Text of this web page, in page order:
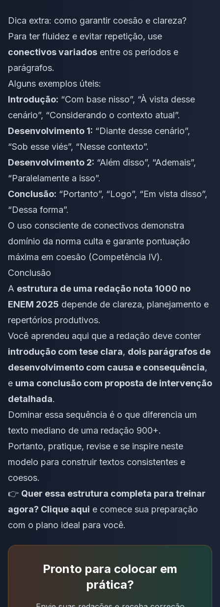
Dica extra: como garantir coesão e clareza?
Para ter fluidez e evitar repetição, use
conectivos variados entre os períodos e
parágrafos.
Alguns exemplos úteis:
Introdução: “Com base nisso”, “À vista desse
cenário”, “Considerando o contexto atual”.
Desenvolvimento 1: “Diante desse cenário”,
“Sob esse viés”, “Nesse contexto”.
Desenvolvimento 2: “Além disso”, “Ademais”,
“Paralelamente a isso”.
Conclusão: “Portanto”, “Logo”, “Em vista disso”,
“Dessa forma”.
O uso consciente de conectivos demonstra
domínio da norma culta e garante pontuação
máxima em coesão (Competência IV).
Conclusão
A estrutura de uma redação nota 1000 no
ENEM 2025 depende de clareza, planejamento e
repertórios produtivos.
Você aprendeu aqui que a redação deve conter
introdução com tese clara, dois parágrafos de
desenvolvimento com causa e consequência,
e uma conclusão com proposta de intervenção
detalhada.
Dominar essa sequência é o que diferencia um
texto mediano de uma redação 900+.
Portanto, pratique, revise e se inspire neste
modelo para construir textos consistentes e
coesos.
👉 Quer essa estrutura completa para treinar
agora? Clique aqui e comece sua preparação
com o plano ideal para você.
Pronto para colocar em
prática?